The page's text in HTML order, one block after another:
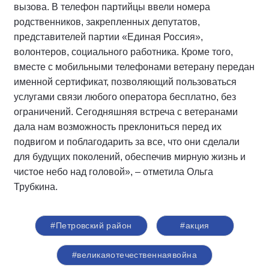
вызова. В телефон партийцы ввели номера
родственников, закрепленных депутатов,
представителей партии «Единая Россия»,
волонтеров, социального работника. Кроме того,
вместе с мобильными телефонами ветерану передан
именной сертификат, позволяющий пользоваться
услугами связи любого оператора бесплатно, без
ограничений. Сегодняшняя встреча с ветеранами
дала нам возможность преклониться перед их
подвигом и поблагодарить за все, что они сделали
для будущих поколений, обеспечив мирную жизнь и
чистое небо над головой», – отметила Ольга
Трубкина.
#Петровский район #акция
#великаяотечественнаявойна